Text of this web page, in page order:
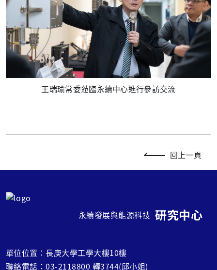
王瑞瑜常委蒞臨永續中心進行參訪交流
回上一頁
永續發展與能源科技 研究中心
單位位置：長庚大學工學大樓10樓
聯絡電話：03-2118800 轉3744(邱小姐)